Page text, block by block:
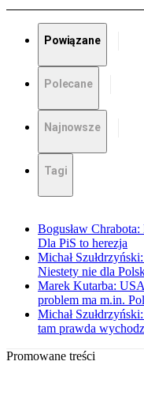
Powiązane
Polecane
Najnowsze
Tagi
Bogusław
Dla PiS to herezja
Michał
Niestety nie dla
Marek Kutarba:
problem ma m.in.
Michał
tam prawda
Promowane treści